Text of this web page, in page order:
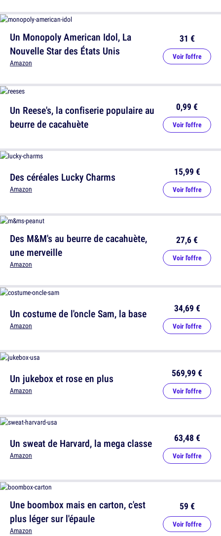
Un Reese's, la confiserie populaire au
beurre de cacahuète
0,99 €
Voir l'offre
Des M&M's au beurre de cacahuète,
une merveille
Amazon
27,6 €
Voir l'offre
Un jukebox et rose en plus
Amazon
569,99 €
Voir l'offre
Une boombox mais en carton, c'est
plus léger sur l'épaule
Amazon
59 €
Voir l'offre
Un Monopoly American Idol, La
Nouvelle Star des États Unis
Amazon
31 €
Voir l'offre
Des céréales Lucky Charms
Amazon
15,99 €
Voir l'offre
Un costume de l'oncle Sam, la base
Amazon
34,69 €
Voir l'offre
Un sweat de Harvard, la mega classe
Amazon
63,48 €
Voir l'offre